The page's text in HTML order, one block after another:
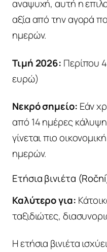
αναψυχή, αυτή η
αξία από την αγορά
ημερών.
Τιμή 2026: Περίπου
ευρώ)
Νεκρό σημείο: Εάν
από 14 ημέρες
γίνεται πιο
ημερών.
Ετήσια βινιέτα
Καλύτερο για:
ταξιδιώτες,
Η ετήσια βινιέτα